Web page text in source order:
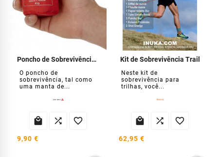
Poncho de Sobrevivência ARVA
O poncho de
sobrevivência, tal como
uma manta de...
  
9,90 €
Kit de Sobrevivência Trail
Neste kit de
sobrevivência para
trilhas, você...
  
62,95 €